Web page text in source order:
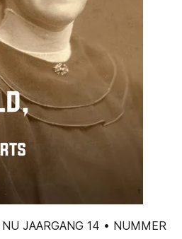
JAARGANG 14 • NUMMER